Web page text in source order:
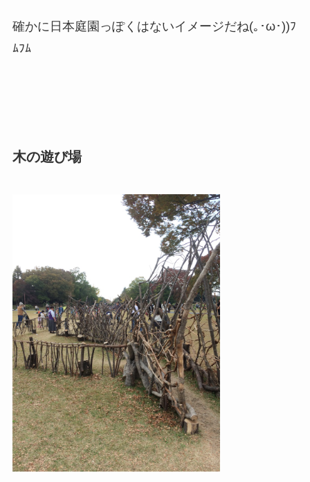
確かに日本庭園っぽくはないイメージだね(｡･ω･))ﾌ
ﾑﾌﾑ
木の遊び場